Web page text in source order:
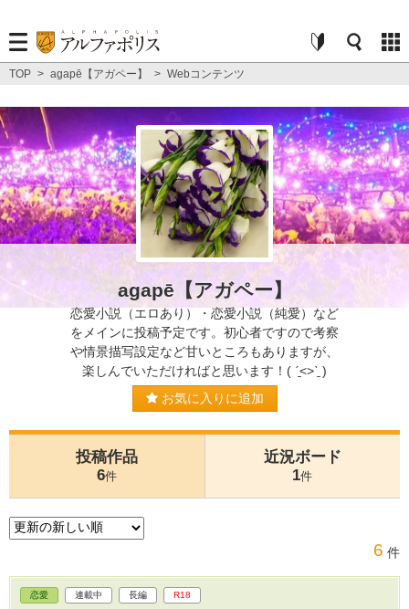
TOP > agapē【アガペー】 > Webコンテンツ
agapē【アガペー】
恋愛小説（エロあり）・恋愛小説（純愛）など
をメインに投稿予定です。初心者ですので考察
や情景描写設定など甘いところもありますが、
楽しんでいただければと思います！( ˊ̱˂˃ˋ̱ )
お気に入りに追加
投稿作品
6件
近況ボード
1件
6 件
恋愛 連載中 長編 R18